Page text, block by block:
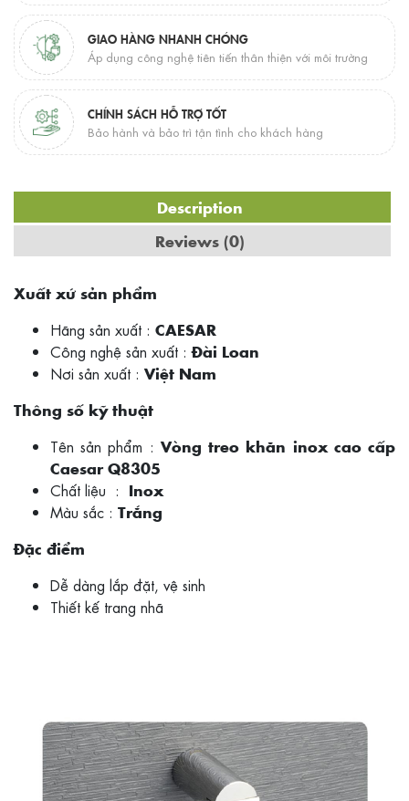
GIAO HÀNG NHANH CHÓNG
Áp dụng công nghệ tiên tiến thân thiện với môi trường
CHÍNH SÁCH HỖ TRỢ TỐT
Bảo hành và bảo trì tận tình cho khách hàng
Description
Reviews (0)
Xuất xứ sản phẩm
Hãng sản xuất : CAESAR
Công nghệ sản xuất :Đài Loan
Nơi sản xuất : Việt Nam
Thông số kỹ thuật
Tên sản phẩm : Vòng treo khăn inox cao cấp
Caesar Q8305
Chất liệu : Inox
Màu sắc : Trắng
Đặc điểm
Dễ dàng lắp đặt, vệ sinh
Thiết kế trang nhã